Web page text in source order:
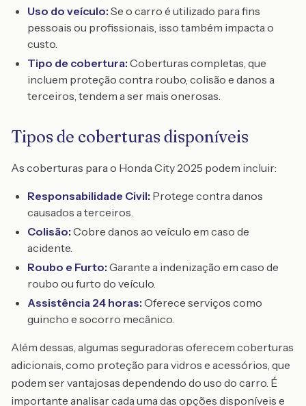
Uso do veículo: Se o carro é utilizado para fins
pessoais ou profissionais, isso também impacta o
custo.
Tipo de cobertura: Coberturas completas, que
incluem proteção contra roubo, colisão e danos a
terceiros, tendem a ser mais onerosas.
Tipos de coberturas disponíveis
As coberturas para o Honda City 2025 podem incluir:
Responsabilidade Civil: Protege contra danos
causados a terceiros.
Colisão: Cobre danos ao veículo em caso de
acidente.
Roubo e Furto: Garante a indenização em caso de
roubo ou furto do veículo.
Assistência 24 horas: Oferece serviços como
guincho e socorro mecânico.
Além dessas, algumas seguradoras oferecem coberturas
adicionais, como proteção para vidros e acessórios, que
podem ser vantajosas dependendo do uso do carro. É
importante analisar cada uma das opções disponíveis e